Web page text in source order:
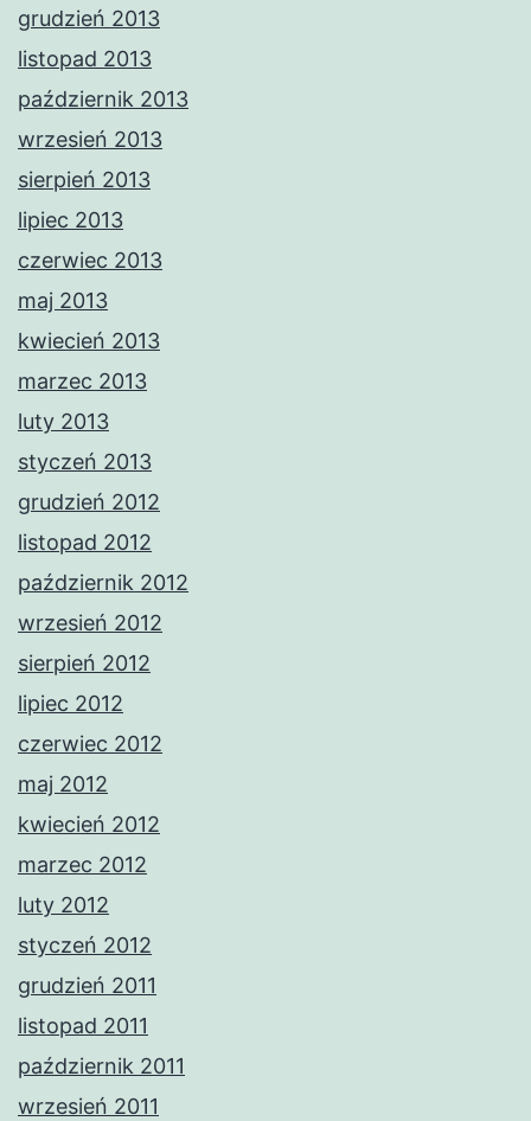
grudzień 2013
listopad 2013
październik 2013
wrzesień 2013
sierpień 2013
lipiec 2013
czerwiec 2013
maj 2013
kwiecień 2013
marzec 2013
luty 2013
styczeń 2013
grudzień 2012
listopad 2012
październik 2012
wrzesień 2012
sierpień 2012
lipiec 2012
czerwiec 2012
maj 2012
kwiecień 2012
marzec 2012
luty 2012
styczeń 2012
grudzień 2011
listopad 2011
październik 2011
wrzesień 2011